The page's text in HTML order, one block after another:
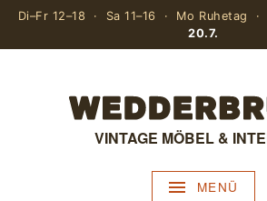
Di–Fr 12–18 · Sa 11–16 · Mo Ruhetag
20.7.
VINTAGE MÖBEL &
MENÜ